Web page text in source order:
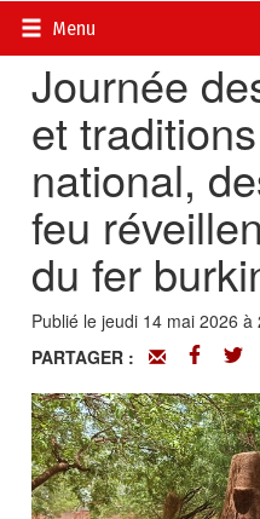
Menu
Accueil>
Journée
et
national,
feu
du fer
Publié le jeudi 14 mai 2026 à
PARTAGER :